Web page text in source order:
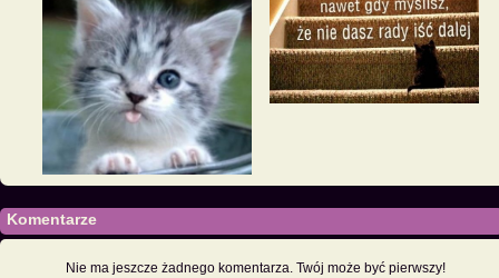
Komentarze
Nie ma jeszcze żadnego komentarza. Twój może być pierwszy!